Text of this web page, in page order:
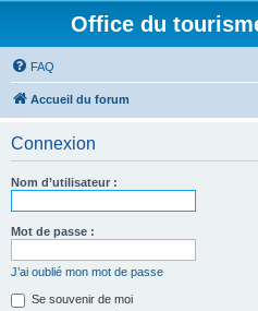
Office du
FAQ
Accueil du forum
Connexion
Nom d’utilisateur :
Mot de passe :
J’ai oublié mon mot de passe
Se souvenir de moi